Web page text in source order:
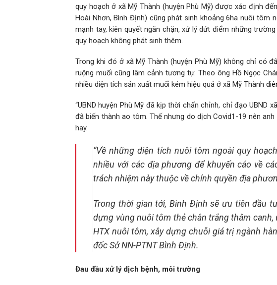
quy hoạch ở xã Mỹ Thành (huyện Phù Mỹ) được xác định
Hoài Nhơn, Bình Định) cũng phát sinh khoảng 6ha nuôi tôm
mạnh tay, kiên quyết ngăn chặn, xử lý dứt điểm những
quy hoạch không phát sinh thêm.
Trong khi đó ở xã Mỹ Thành (huyện Phù Mỹ) không chỉ có
ruộng muối cũng lâm cảnh tương tự. Theo ông Hồ Ngọc
nhiều diện tích sản xuất muối kém hiệu quả ở xã Mỹ Thành
“UBND huyện Phù Mỹ đã kịp thời chấn chỉnh, chỉ đạo
đã biến thành ao tôm. Thế nhưng do dịch Covid1-19 nên
hay.
“Về những diện tích nuôi tôm ngoài quy
nhiều với các địa phương để khuyến cáo về
trách nhiệm này thuộc về chính quyền địa
Trong thời gian tới, Bình Định sẽ ưu tiên đầu
dựng vùng nuôi tôm thẻ chân trắng thâm
HTX nuôi tôm, xây dựng chuỗi giá trị ngành
đốc Sở NN-PTNT Bình Định.
Đau đầu xử lý dịch bệnh, môi trường